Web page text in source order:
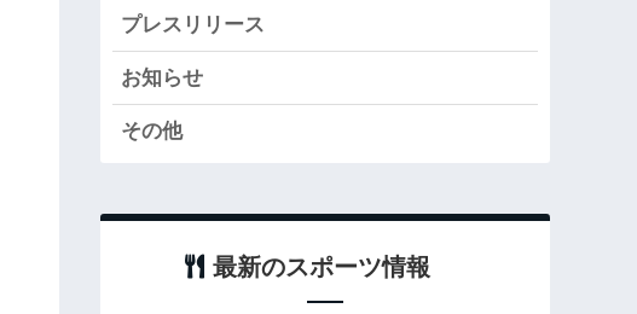
プレスリリース
お知らせ
その他
最新のスポーツ情報